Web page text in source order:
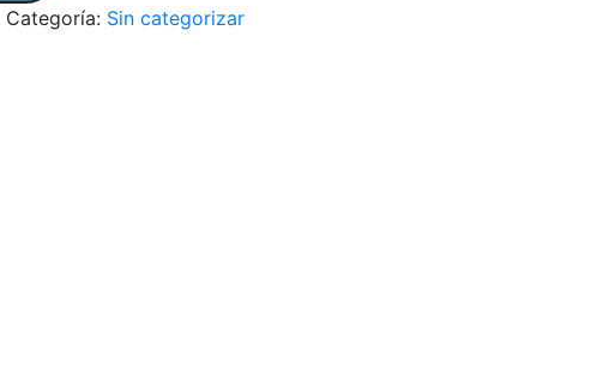
Categoría: Sin categorizar